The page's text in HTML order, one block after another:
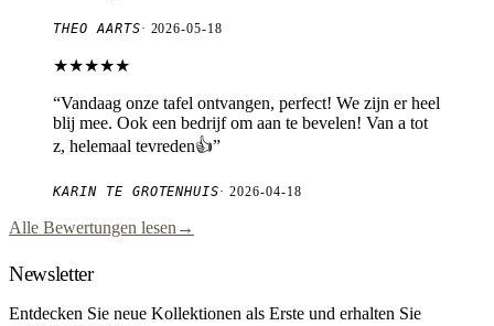
THEO AARTS· 2026-05-18
★★★★★
“Vandaag onze tafel ontvangen, perfect! We zijn er heel
blij mee. Ook een bedrijf om aan te bevelen! Van a tot
z, helemaal tevreden👍”
KARIN TE GROTENHUIS·2026-04-18
Alle Bewertungen lesen →
Newsletter
Entdecken Sie neue Kollektionen als Erste und erhalten Sie